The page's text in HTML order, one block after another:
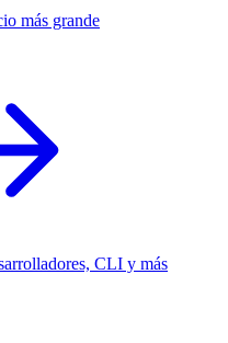
más grande
CLI y más